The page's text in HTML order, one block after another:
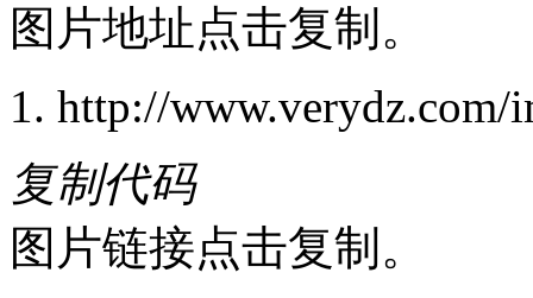
图片地址点击复制。
http://www.verydz.com/
复制代码
图片链接点击复制。